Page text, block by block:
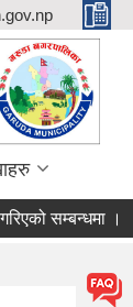
सम्बन्धमा ।